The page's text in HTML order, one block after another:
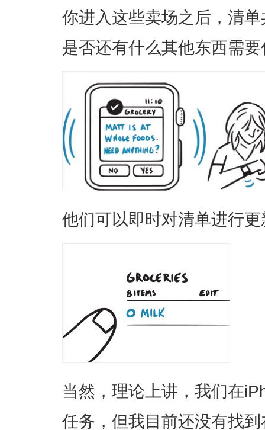
你进入这些卖场之后，清
是否还有什么其他东西需
他们可以即时对清单进行
当然，理论上讲，我们在
任务，但我目前还没有找